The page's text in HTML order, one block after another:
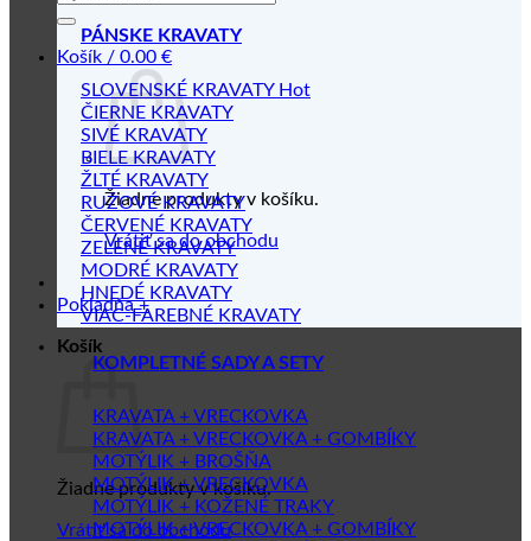
Košík / 0.00 €
Žiadne produkty v košíku.
Vrátiť sa do obchodu
Pokladňa +
Košík
Žiadne produkty v košíku.
Vrátiť sa do obchodu
PÁNSKE KRAVATY
SLOVENSKÉ KRAVATY
ČIERNE KRAVATY
SIVÉ KRAVATY
BIELE KRAVATY
ŽLTÉ KRAVATY
RUŽOVÉ KRAVATY
ČERVENÉ KRAVATY
ZELENÉ KRAVATY
MODRÉ KRAVATY
HNEDÉ KRAVATY
VIAC-FAREBNÉ KRAVATY
KOMPLETNÉ SADY A SETY
KRAVATA + VRECKOVKA
KRAVATA + VRECKOVKA + GOMBÍKY
MOTÝLIK + BROŠŇA
MOTÝLIK + VRECKOVKA
MOTÝLIK + KOŽENÉ TRAKY
MOTÝLIK + VRECKOVKA + GOMBÍKY